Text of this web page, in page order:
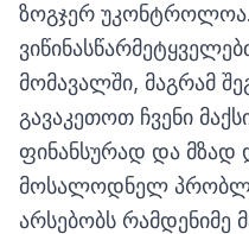
ზოგჯერ
მომავალში, მაგრამ
გავაკეთოთ ჩვენი
ფინანსურად და მზად
მოსალოდნელ
არსებობს რამდენიმე